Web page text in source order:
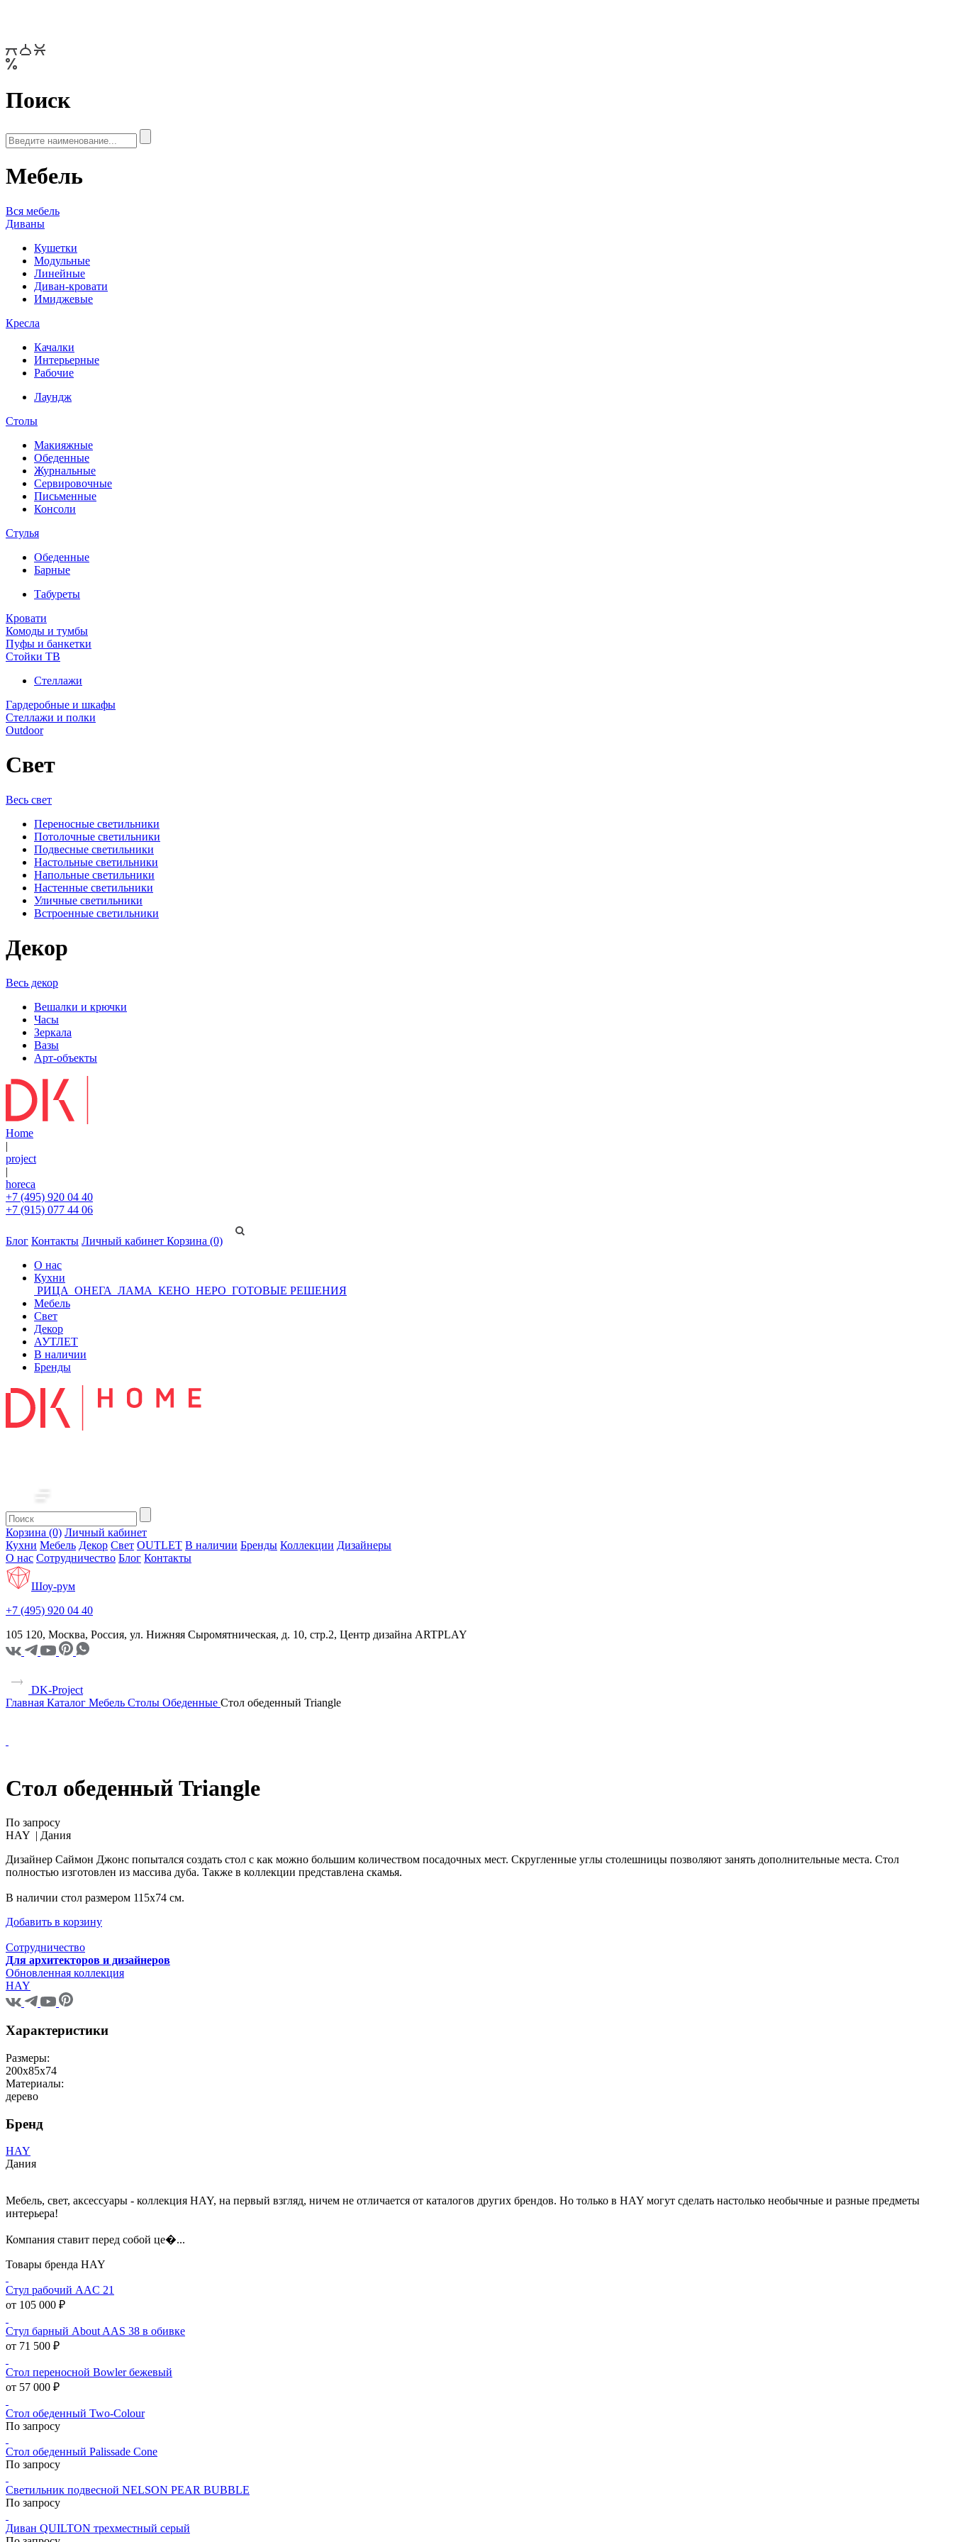
Поиск
Мебель
Вся мебель
Диваны
Кушетки
Модульные
Линейные
Диван-кровати
Имиджевые
Кресла
Качалки
Интерьерные
Рабочие
Лаундж
Столы
Макияжные
Обеденные
Журнальные
Сервировочные
Письменные
Консоли
Стулья
Обеденные
Барные
Табуреты
Кровати
Комоды и тумбы
Пуфы и банкетки
Стойки ТВ
Стеллажи
Гардеробные и шкафы
Стеллажи и полки
Outdoor
Свет
Весь свет
Переносные светильники
Потолочные светильники
Подвесные светильники
Настольные светильники
Напольные светильники
Настенные светильники
Уличные светильники
Встроенные светильники
Декор
Весь декор
Вешалки и крючки
Часы
Зеркала
Вазы
Арт-объекты
Home
|
project
|
horeca
+7 (495) 920 04 40
+7 (915) 077 44 06
Блог Контакты Личный кабинет Корзина (0)
О нас
Кухни
РИЦА ОНЕГА ЛАМА КЕНО НЕРО ГОТОВЫЕ РЕШЕНИЯ
Мебель
Свет
Декор
АУТЛЕТ
В наличии
Бренды
Корзина (0) Личный кабинет
Кухни Мебель Декор Свет OUTLET В наличии Бренды Коллекции Дизайнеры
О нас Сотрудничество Блог Контакты
Шоу-рум
+7 (495) 920 04 40
105 120, Москва, Россия, ул. Нижняя Сыромятническая, д. 10, стр.2, Центр дизайна ARTPLAY
DK-Project
Главная Каталог Мебель Столы Обеденные Стол обеденный Triangle
Стол обеденный Triangle
По запросу
HAY | Дания
Дизайнер Саймон Джонс попытался создать стол с как можно большим количеством посадочных мест. Скругленные углы столешницы позволяют занять дополнительные места. Стол
полностью изготовлен из массива дуба. Также в коллекции представлена скамья.
В наличии стол размером 115х74 см.
Добавить в корзину
Сотрудничество
Для архитекторов и дизайнеров
Обновленная коллекция
HAY
Характеристики
Размеры:
200х85х74
Материалы:
дерево
Бренд
HAY
Дания
Мебель, свет, аксессуары - коллекция HAY, на первый взгляд, ничем не отличается от каталогов других брендов. Но только в HAY могут сделать настолько необычные и разные предметы
интерьера!
Компания ставит перед собой це�...
Товары бренда HAY
Стул рабочий AAC 21
от 105 000 ₽
Стул барный About AAS 38 в обивке
от 71 500 ₽
Стол переносной Bowler бежевый
от 57 000 ₽
Стол обеденный Two-Colour
По запросу
Стол обеденный Palissade Cone
По запросу
Светильник подвесной NELSON PEAR BUBBLE
По запросу
Диван QUILTON трехместный серый